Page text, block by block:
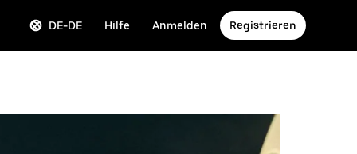
DE-DE Hilfe Anmelden Registrieren